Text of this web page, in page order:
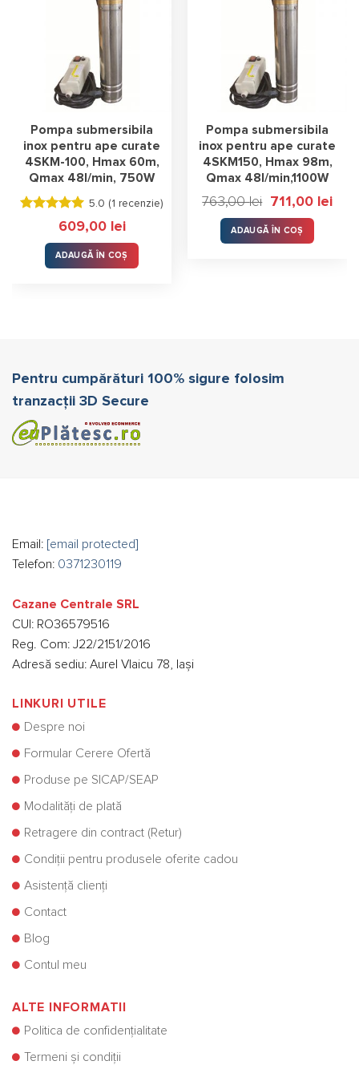
Pompa submersibila
inox pentru ape curate
4SKM-100, Hmax 60m,
Qmax 48l/min, 750W
Evaluat la
stele
din 5
5.0 (1 recenzie)
609,00 lei
ADAUGĂ ÎN COȘ
Pompa submersibila
inox pentru ape curate
4SKM150, Hmax 98m,
Qmax 48l/min,1100W
763,00lei
Prețul
inițial
a
fost:
763,00 lei.
711,00 leiPrețul
ADAUGĂ ÎN COȘ
Pentru cumpărături 100% sigure folosim
tranzacții 3D Secure
Email: [email protected]
Telefon: 0371230119
Cazane Centrale SRL
CUI: RO36579516
Reg. Com: J22/2151/2016
Adresă sediu: Aurel Vlaicu 78, Iași
LINKURI UTILE
Despre noi
Formular Cerere Ofertă
Produse pe SICAP/SEAP
Modalități de plată
Retragere din contract (Retur)
Condiții pentru produsele oferite cadou
Asistență clienți
Contact
Blog
Contul meu
ALTE INFORMATII
Politica de confidențialitate
Termeni și condiții